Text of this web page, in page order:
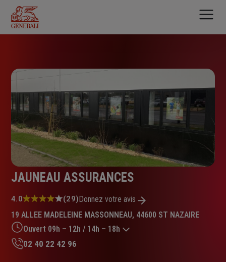
contenu
principal
JAUNEAU ASSURANCES
Note
4.0
sur
5
étoiles
4.0 (29)Donnez votre avis
19 ALLEE MADELEINE MASSONNEAU, 44600 ST NAZAIRE
Ouvert 09h – 12h / 14h – 18h
02 40 22 42 96